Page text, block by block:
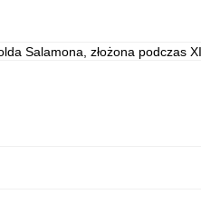
Salamona, złożona podczas